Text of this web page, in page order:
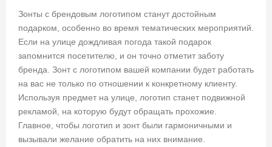
Зонты с брендовым логотипом станут достойным
подарком, особенно во время тематических мероприятий.
Если на улице дождливая погода такой подарок
запомнится посетителю, и он точно отметит заботу
бренда. Зонт с логотипом вашей компании будет работать
на вас не только по отношении к конкретному клиенту.
Используя предмет на улице, логотип станет подвижной
рекламой, на которую будут обращать прохожие.
Главное, чтобы логотип и зонт были гармоничными и
вызывали желание обратить на них внимание.